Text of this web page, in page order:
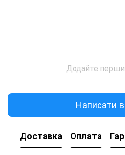
Додайте
Написати
Доставка Оплата